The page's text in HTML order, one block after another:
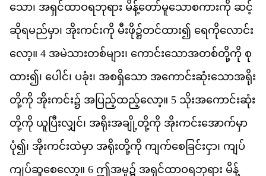
သော၊ အရငထဝရဘရ မနတမသစကက ဆင
ဆရမညမှာ၊ အကငက မဖို၌​တငထား၍ ရကလင
လော့။ 4 အမသတစများ၊ ကငသအတစတက စ
ထား၍၊ ပ င်၊ ပခုံး၊ အစရသ အကငဆသအရ
တက အကင်း၌ အ ပညထညလော့။ 5 သအကငဆ
တက ယ ပလင်၊ အရအခ တက အကငအကမ
ပုံ၍၊ အကငထမ အရတက ကကစ ခငငှာ၊ ကပ
ကပဆစလော့။ 6 ဤအမှု၌ အရငထဝရဘရ မန